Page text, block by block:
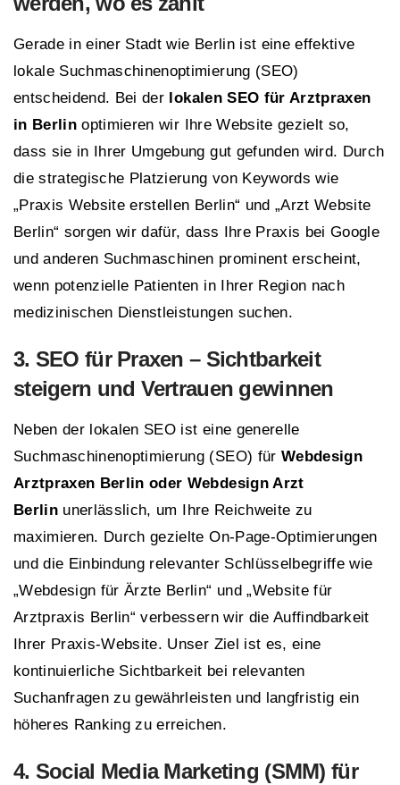
Gerade in einer Stadt wie Berlin ist eine effektive
lokale Suchmaschinenoptimierung (SEO)
entscheidend. Bei der lokalen SEO für Arztpraxen
in Berlin optimieren wir Ihre Website gezielt so,
dass sie in Ihrer Umgebung gut gefunden wird. Durch
die strategische Platzierung von Keywords wie
„Praxis Website erstellen Berlin“ und „Arzt Website
Berlin“ sorgen wir dafür, dass Ihre Praxis bei Google
und anderen Suchmaschinen prominent erscheint,
wenn potenzielle Patienten in Ihrer Region nach
medizinischen Dienstleistungen suchen.
3. SEO für Praxen – Sichtbarkeit
steigern und Vertrauen gewinnen
Neben der lokalen SEO ist eine generelle
Suchmaschinenoptimierung (SEO) für Webdesign
Arztpraxen Berlin oder Webdesign Arzt
Berlin unerlässlich, um Ihre Reichweite zu
maximieren. Durch gezielte On-Page-Optimierungen
und die Einbindung relevanter Schlüsselbegriffe wie
„Webdesign für Ärzte Berlin“ und „Website für
Arztpraxis Berlin“ verbessern wir die Auffindbarkeit
Ihrer Praxis-Website. Unser Ziel ist es, eine
kontinuierliche Sichtbarkeit bei relevanten
Suchanfragen zu gewährleisten und langfristig ein
höheres Ranking zu erreichen.
4. Social Media Marketing (SMM) für